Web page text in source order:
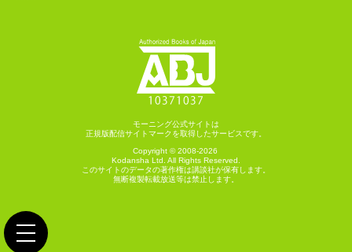
toggle navigation
モーニング公式サイトは
正規版配信サイトマークを取得したサービスです。
Copyright © 2008-2026
Kodansha Ltd. All Rights Reserved.
このサイトのデータの著作権は講談社が保有します。
無断複製転載放送等は禁止します。